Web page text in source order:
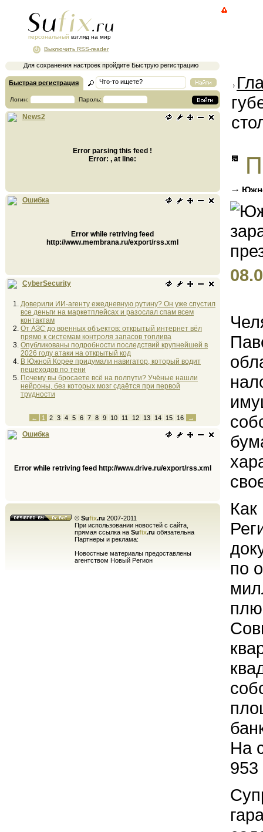
персональный взгляд на мир
Для сохранения настроек пройдите Быструю регистрацию
Выключить RSS-reader
Быстрая регистрация
Логин: Пароль:
News2
Error parsing this feed !
Error: , at line:
Ошибка
Error while retriving feed
http://www.membrana.ru/export/rss.xml
CyberSecurity
Доверили ИИ-агенту ежедневную рутину? Он уже спустил
все деньги на маркетплейсах и разослал спам всем
контактам
От АЗС до военных объектов: открытый интернет вёл
прямо к системам контроля запасов топлива
Опубликованы подробности последствий крупнейшей в
2026 году атаки на открытый код
В Южной Корее придумали навигатор, который водит
пешеходов по тени
Почему вы бросаете всё на полпути? Учёные нашли
нейроны, без которых мозг сдаётся при первой
трудности
← 1 2 3 4 5 6 7 8 9 10 11 12 13 14 15 16 →
Ошибка
Error while retriving feed http://www.drive.ru/export/rss.xml
© Sufix.ru 2007-2011
При использовании новостей с сайта,
прямая ссылка на Sufix.ru обязательна
Партнеры и реклама:
Новостные материалы предоставлены
агентством Новый Регион
Как
по
На
953